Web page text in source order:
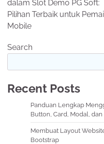
dalam Slot Demo PG Soft:
Pilihan Terbaik untuk
Mobile
Search
Recent Posts
Panduan Lengkap
Button, Card, Modal,
Membuat Layout
Bootstrap